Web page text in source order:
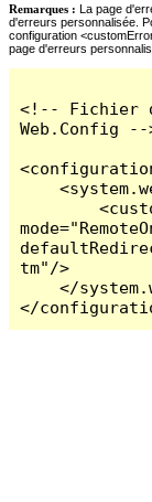
Remarques : La page
d'erreurs personnalisée.
configuration
page d'erreurs
<!-- Fichier
Web.Config --
    <system.web>
        <customErrors
tm"/>
    </system.web>
</